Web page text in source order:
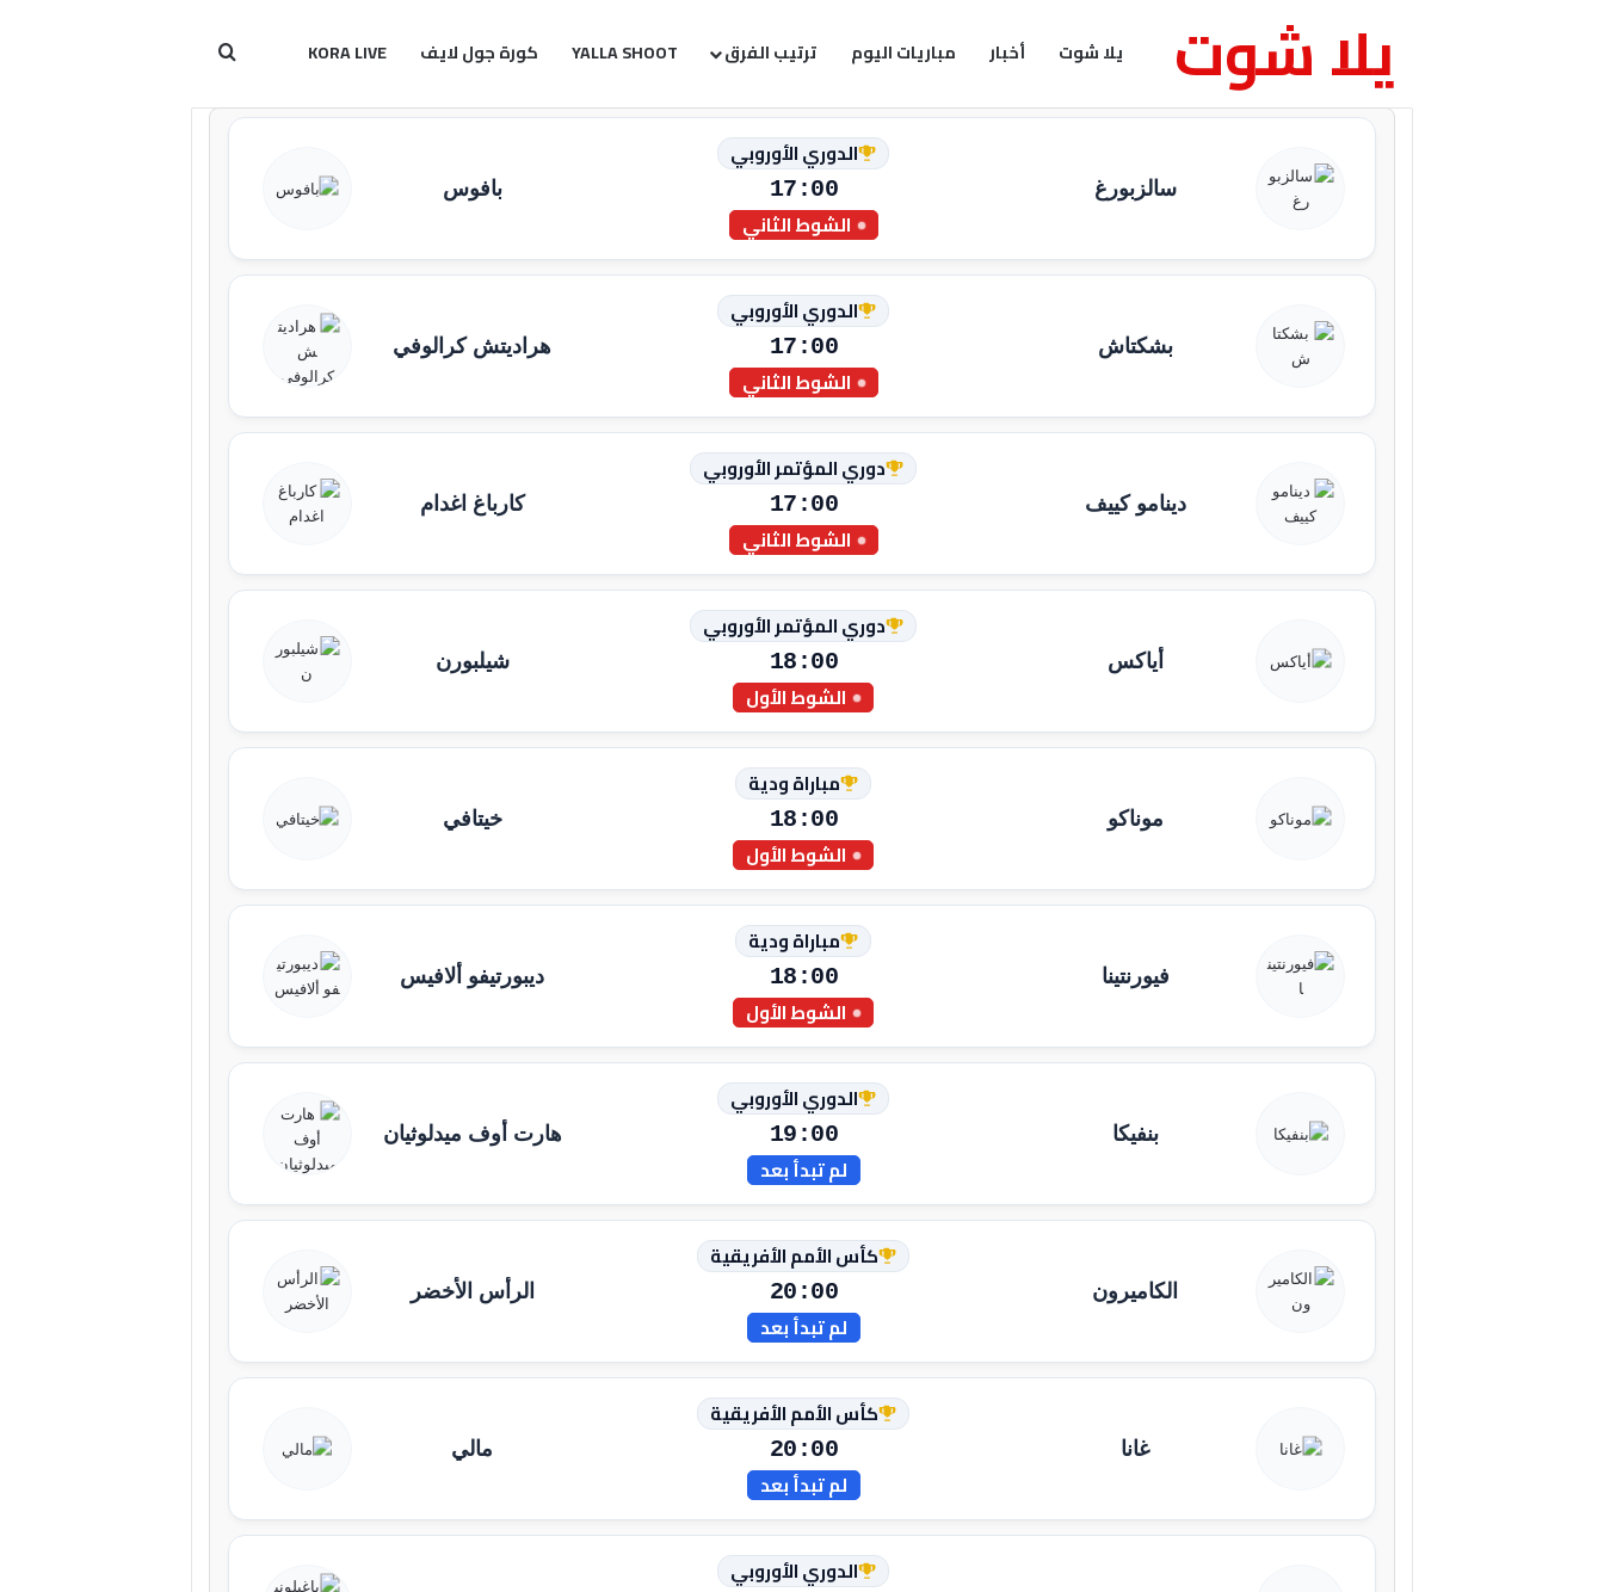
يلا شوت يلا شوت أخبار مباريات اليوم ترتيب الفرق YALLA SHOOT كورة جول لايف KORA LIVE بحث عن
سالزبورغ
الدوري الأوروبي
17:00
الشوط الثاني
بافوس
بشكتاش
الدوري الأوروبي
17:00
الشوط الثاني
هراديتش كرالوفي
دينامو كييف
دوري المؤتمر الأوروبي
17:00
الشوط الثاني
كارباغ اغدام
أياكس
دوري المؤتمر الأوروبي
18:00
الشوط الأول
شيلبورن
موناكو
مباراة ودية
18:00
الشوط الأول
خيتافي
فيورنتينا
مباراة ودية
18:00
الشوط الأول
ديبورتيفو ألافيس
بنفيكا
الدوري الأوروبي
19:00
لم تبدأ بعد
هارت أوف ميدلوثيان
الكاميرون
كأس الأمم الأفريقية
20:00
لم تبدأ بعد
الرأس الأخضر
غانا
كأس الأمم الأفريقية
20:00
لم تبدأ بعد
مالي
الدوري الأوروبي